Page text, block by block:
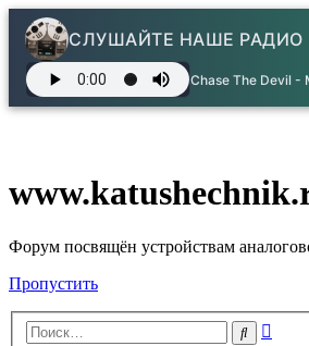
СЛУШАЙТЕ НАШЕ РАДИО
Форум посвящён устройствам
Пропустить
Поиск